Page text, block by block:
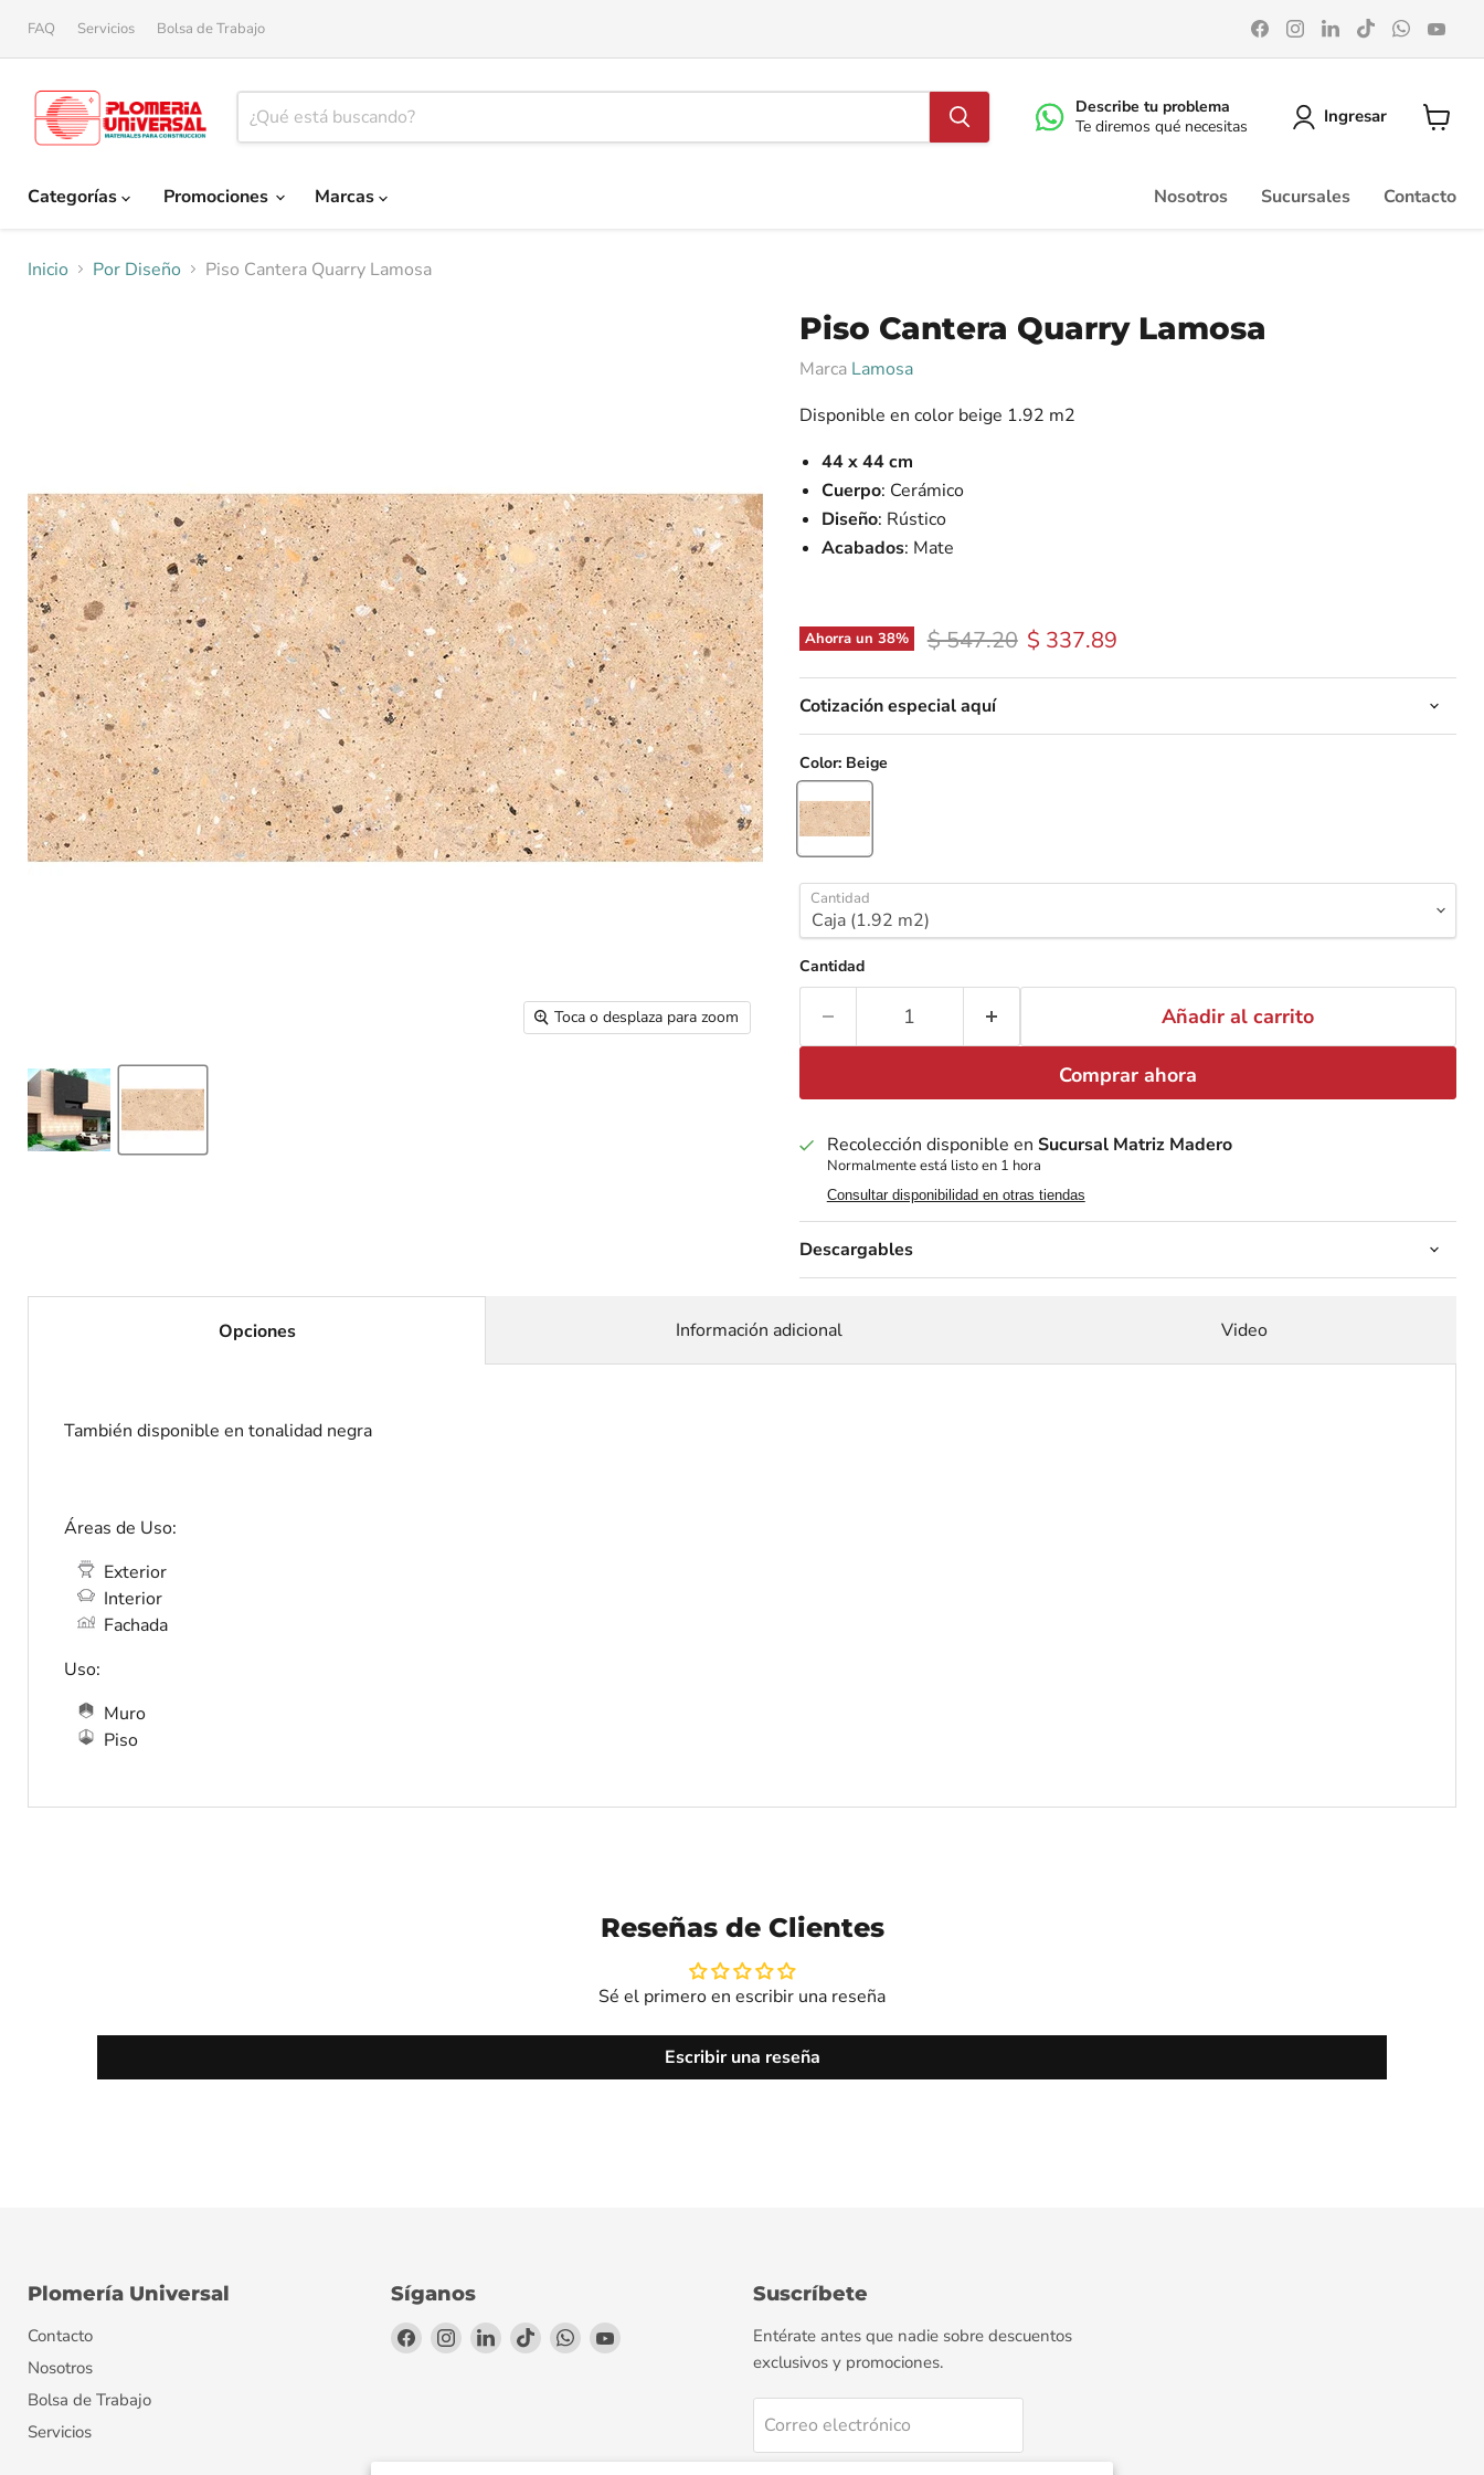
FAQ Servicios Bolsa de Trabajo
Encuéntrenos
en
Facebook
Encuéntrenos
en
Instagram
Encuéntrenos
en
LinkedIn
Encuéntrenos
en
TikTok
en
Describe tu problema
Te diremos qué necesitas
Ingresar
Categorías
Promociones Marcas Nosotros Sucursales Contacto
Inicio Por Diseño Piso Cantera Quarry Lamosa
Toca o desplaza para zoom
Piso Cantera Quarry Lamosa
Marca Lamosa
Disponible en color beige 1.92 m2
44 x 44 cm
Cuerpo: Cerámico
Diseño: Rústico
Acabados: Mate
Ahorra un 38% Precio original
$ 547.20 Precio actual
$ 337.89
Cotización especial aquí
Color: Beige
Cantidad
Cantidad
Añadir al carrito
Comprar ahora
Recolección disponible en Sucursal Matriz Madero
Normalmente está listo en 1 hora
Consultar disponibilidad en otras tiendas
Descargables
Opciones
También disponible en tonalidad negra
Áreas de Uso:
Exterior
Interior
Fachada
Uso:
Muro
Piso
Información adicional Video
Reseñas de Clientes
Sé el primero en escribir una reseña
Escribir una reseña
Plomería Universal
Contacto
Nosotros
Bolsa de Trabajo
Servicios
Síganos
Encuéntrenos
Encuéntrenos
Encuéntrenos
Encuéntrenos
Encuéntrenos
Encuéntrenos
Suscríbete
Entérate antes que nadie sobre descuentos
exclusivos y promociones.
Correo electrónico